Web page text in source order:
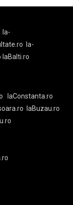
la-
la-
laBalti.ro
laConstanta.ro
laBuzau.ro